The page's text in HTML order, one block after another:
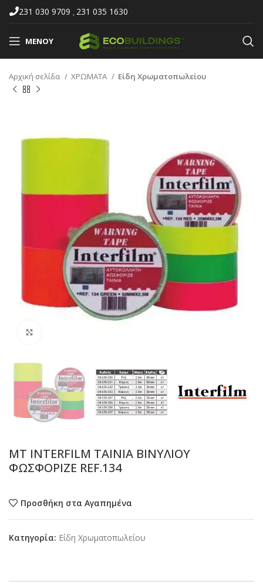
231 030 9709 , 231 035 1630
ΜΕΝΟΎ
Αρχική σελίδα ΧΡΩΜΑΤΑ Είδη Χρωματοπωλείου
MT INTERFILM ΤΑΙΝΙΑ ΒΙΝΥΛΙΟΥ
ΦΩΣΦΟΡΙΖΕ REF.134
Προσθήκη στα Αγαπημένα
Κατηγορία: Είδη Χρωματοπωλείου